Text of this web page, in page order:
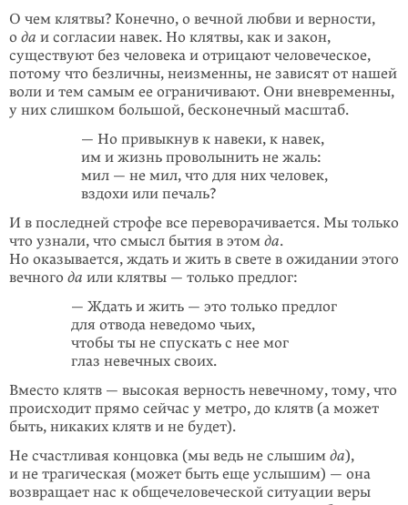
О чем клятвы? Конечно, о вечной любви и верности,
о да и согласии навек. Но клятвы, как и закон,
существуют без человека и отрицают человеческое,
потому что безличны, неизменны, не зависят от нашей
воли и тем самым ее ограничивают. Они вневременны,
у них слишком большой, бесконечный масштаб.
— Но привыкнув к навеки, к навек,
им и жизнь проволынить не жаль:
мил — не мил, что для них человек,
вздохи или печаль?
И в последней строфе все переворачивается. Мы только
что узнали, что смысл бытия в этом да.
Но оказывается, ждать и жить в свете в ожидании этого
вечного да или клятвы — только предлог:
— Ждать и жить — это только предлог
для отвода неведомо чьих,
чтобы ты не спускать с нее мог
глаз невечных своих.
Вместо клятв — высокая верность невечному, тому, что
происходит прямо сейчас у метро, до клятв (а может
быть, никаких клятв и не будет).
Не счастливая концовка (мы ведь не слышим да),
и не трагическая (может быть еще услышим) — она
возвращает нас к общечеловеческой ситуации веры